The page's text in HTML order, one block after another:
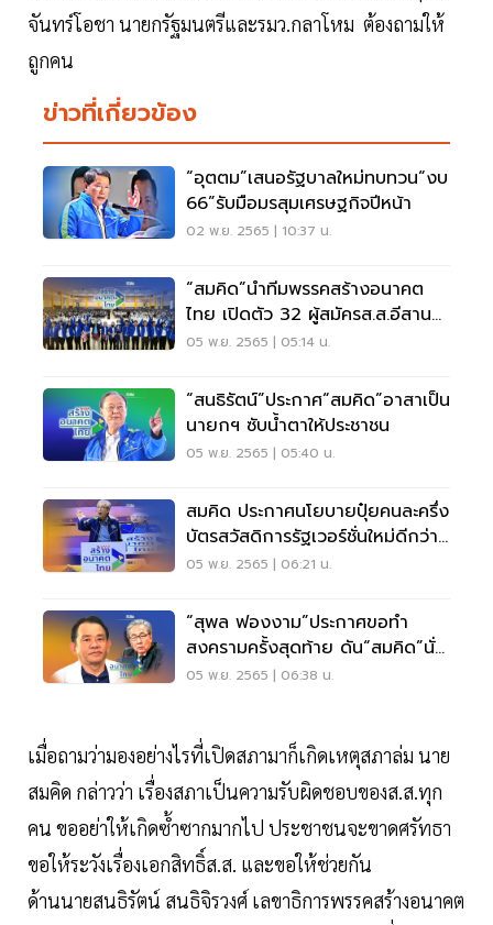
จันทร์โอชา นายกรัฐมนตรีและรมว.กลาโหม ต้องถามให้
ถูกคน
ข่าวที่เกี่ยวข้อง
“อุตตม”เสนอรัฐบาลใหม่ทบทวน“งบ
66”รับมือมรสุมเศรษฐกิจปีหน้า
02 พ.ย. 2565 | 10:37 น.
“สมคิด”นำทีมพรรคสร้างอนาคต
ไทย เปิดตัว 32 ผู้สมัครส.ส.อีสาน
12 จังหวัด
05 พ.ย. 2565 | 05:14 น.
“สนธิรัตน์”ประกาศ“สมคิด”อาสาเป็น
นายกฯ ซับน้ำตาให้ประชาชน
05 พ.ย. 2565 | 05:40 น.
สมคิด ประกาศนโยบายปุ๋ยคนละครึ่ง
บัตรสวัสดิการรัฐเวอร์ชั่นใหม่ดีกว่า
เดิม
05 พ.ย. 2565 | 06:21 น.
“สุพล ฟองงาม”ประกาศขอทำ
สงครามครั้งสุดท้าย ดัน“สมคิด”นั่ง
นายกฯ
05 พ.ย. 2565 | 06:38 น.
เมื่อถามว่ามองอย่างไรที่เปิดสภามาก็เกิดเหตุสภาล่ม นาย
สมคิด กล่าวว่า เรื่องสภาเป็นความรับผิดชอบของส.ส.ทุก
คน ขออย่าให้เกิดซ้ำซากมากไป ประชาชนจะขาดศรัทธา
ขอให้ระวังเรื่องเอกสิทธิ์ส.ส. และขอให้ช่วยกัน
ด้านนายสนธิรัตน์ สนธิจิรวงศ์ เลขาธิการพรรคสร้างอนาคต